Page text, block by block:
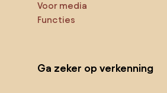
Voor media
Functies
Ga zeker op verkenning